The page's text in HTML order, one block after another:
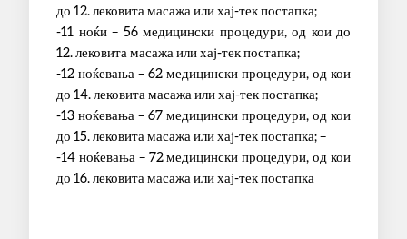
до 12. лековита масажа или хај-тек постапка;
-11 ноќи – 56 медицински процедури, од кои до
12. лековита масажа или хај-тек постапка;
-12 ноќевања – 62 медицински процедури, од кои
до 14. лековита масажа или хај-тек постапка;
-13 ноќевања – 67 медицински процедури, од кои
до 15. лековита масажа или хај-тек постапка; –
-14 ноќевања – 72 медицински процедури, од кои
до 16. лековита масажа или хај-тек постапка